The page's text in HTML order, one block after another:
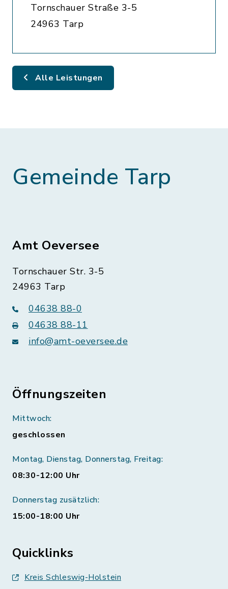
Tornschauer Straße 3-5
24963 Tarp
Alle Leistungen
Gemeinde Tarp
Amt Oeversee
Tornschauer Str. 3-5
24963 Tarp
04638 88-0
04638 88-11
info@amt-oeversee.de
Öffnungszeiten
Mittwoch:
geschlossen
Montag, Dienstag, Donnerstag, Freitag:
08:30-12:00 Uhr
Donnerstag zusätzlich:
15:00-18:00 Uhr
Quicklinks
Kreis Schleswig-Holstein